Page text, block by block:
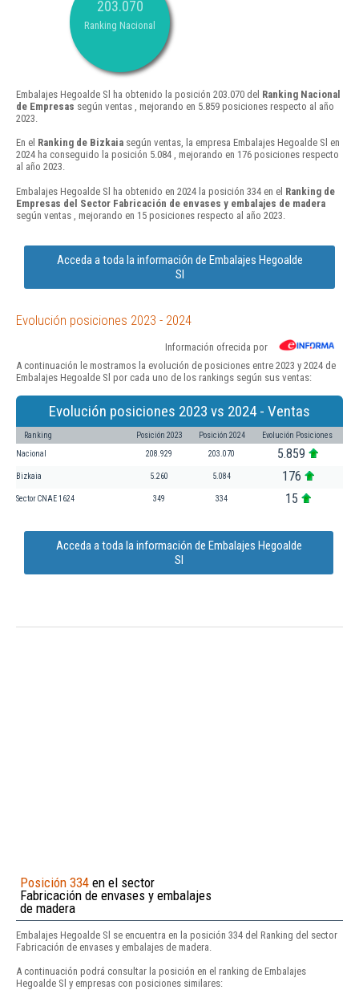
203.070
Ranking Nacional
Embalajes Hegoalde Sl ha obtenido la posición 203.070 del Ranking Nacional
de Empresas según ventas , mejorando en 5.859 posiciones respecto al año
2023.
En el Ranking de Bizkaia según ventas, la empresa Embalajes Hegoalde Sl en
2024 ha conseguido la posición 5.084 , mejorando en 176 posiciones respecto
al año 2023.
Embalajes Hegoalde Sl ha obtenido en 2024 la posición 334 en el Ranking de
Empresas del Sector Fabricación de envases y embalajes de madera
según ventas , mejorando en 15 posiciones respecto al año 2023.
Acceda a toda la información de Embalajes Hegoalde
Sl
Evolución posiciones 2023 - 2024
Información ofrecida por
A continuación le mostramos la evolución de posiciones entre 2023 y 2024 de
Embalajes Hegoalde Sl por cada uno de los rankings según sus ventas:
Evolución posiciones 2023 vs 2024 - Ventas
Ranking Posición 2023 Posición 2024 Evolución Posiciones
Nacional 208.929 203.070 5.859
Bizkaia 5.260 5.084 176
Sector CNAE 1624 349 334 15
Acceda a toda la información de Embalajes Hegoalde
Sl
Posición 334 en el sector
Fabricación de envases y embalajes
de madera
Embalajes Hegoalde Sl se encuentra en la posición 334 del Ranking del sector
Fabricación de envases y embalajes de madera.
A continuación podrá consultar la posición en el ranking de Embalajes
Hegoalde Sl y empresas con posiciones similares: